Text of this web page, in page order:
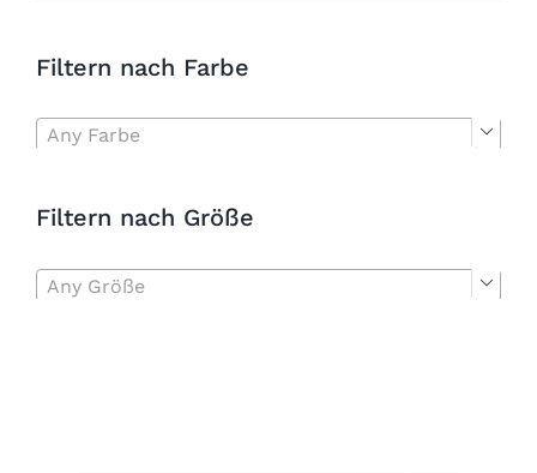
Filtern nach Farbe
Any Farbe 
Filtern nach Größe
Any Größe 